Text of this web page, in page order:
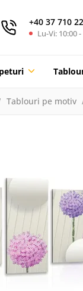
+40 37 710
Lu-Vi: 10:00
Tablouri pe motiv